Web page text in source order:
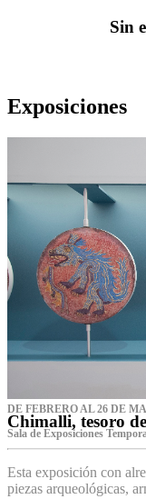
Sin
Exposiciones
DE FEBRERO AL 26 DE
Chimalli, tesoro
Sala de Exposiciones
Esta exposición con
piezas arqueológicas,